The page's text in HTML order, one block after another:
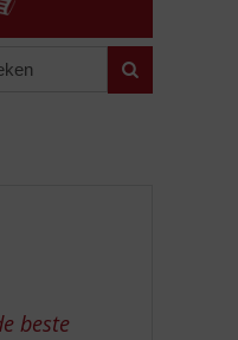
Zoeken
beste